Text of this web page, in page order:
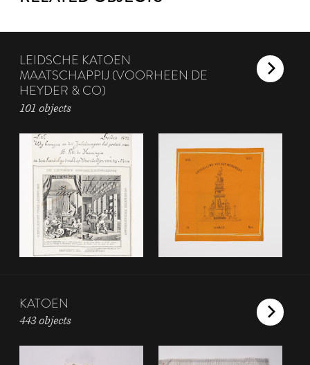
LEIDSCHE KATOEN
MAATSCHAPPIJ (VOORHEEN DE
HEYDER & CO)
101 objects
KATOEN
443 objects